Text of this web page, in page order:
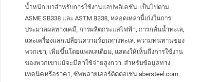
น้ำหนักเบาสำหรับการใช้งานแอปพลิเคชัน. เป็นไปตาม
ASME SB338 และ ASTM B338, หลอดเหล่านี้เก่งในการ
ประมวลผลทางเคมี, การผลิตกระแสไฟฟ้า, การกลั่นน้ำทะเล,
และเครื่องแลกเปลี่ยนความร้อนทางทะเล. ความทนทานของ
พวกเขา, เพิ่มขึ้นโดยแพลเลเดียม, แสดงให้เห็นถึงการใช้งาน
ของพวกเขาแม้จะมีค่าใช้จ่ายสูงกว่า. สำหรับข้อมูลทาง
เทคนิคหรือราคา, ซัพพลายเออร์ติดต่อเช่น abersteel.com